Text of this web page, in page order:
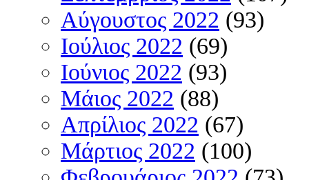
Αύγουστος 2022 (93)
Ιούλιος 2022 (69)
Ιούνιος 2022 (93)
Μάιος 2022 (88)
Απρίλιος 2022 (67)
Μάρτιος 2022 (100)